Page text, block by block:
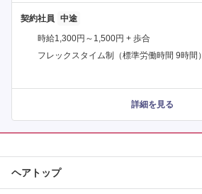
契約社員
時給1,300円～1,500円 + 歩合
フレックスタイム制（標準労働時間 9時間）
詳細を見る
ヘアトップ